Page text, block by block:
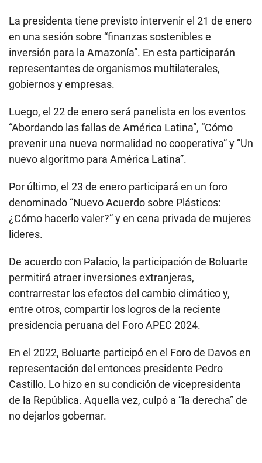
La presidenta tiene previsto intervenir el 21 de enero
en una sesión sobre “finanzas sostenibles e
inversión para la Amazonía”. En esta participarán
representantes de organismos multilaterales,
gobiernos y empresas.
Luego, el 22 de enero será panelista en los eventos
“Abordando las fallas de América Latina”, “Cómo
prevenir una nueva normalidad no cooperativa” y “Un
nuevo algoritmo para América Latina”.
Por último, el 23 de enero participará en un foro
denominado “Nuevo Acuerdo sobre Plásticos:
¿Cómo hacerlo valer?” y en cena privada de mujeres
líderes.
De acuerdo con Palacio, la participación de Boluarte
permitirá atraer inversiones extranjeras,
contrarrestar los efectos del cambio climático y,
entre otros, compartir los logros de la reciente
presidencia peruana del Foro APEC 2024.
En el 2022, Boluarte participó en el Foro de Davos en
representación del entonces presidente Pedro
Castillo. Lo hizo en su condición de vicepresidenta
de la República. Aquella vez, culpó a “la derecha” de
no dejarlos gobernar.